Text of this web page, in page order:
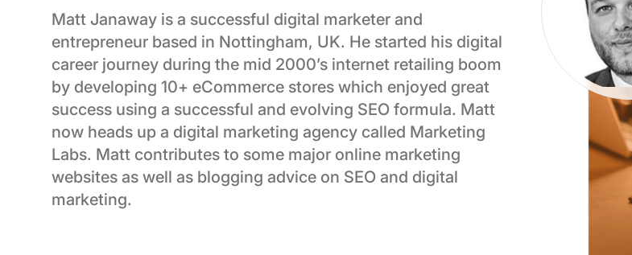
Matt Janaway is a successful digital marketer and
entrepreneur based in Nottingham, UK. He started his digital
career journey during the mid 2000’s internet retailing boom
by developing 10+ eCommerce stores which enjoyed great
success using a successful and evolving SEO formula. Matt
now heads up a digital marketing agency called Marketing
Labs. Matt contributes to some major online marketing
websites as well as blogging advice on SEO and digital
marketing.